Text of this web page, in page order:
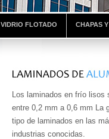
VIDRIO FLOTADO CHAPAS
Los laminados en frío lisos
entre 0,2 mm a 0,6 mm La
tipo de laminados en las
industrias conocidas.